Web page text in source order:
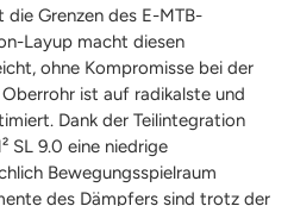
die Grenzen des E-MTB-
Layup macht diesen
ohne Kompromisse bei der
ist auf radikalste und
Dank der Teilintegration
SL 9.0 eine niedrige
Bewegungsspielraum
des Dämpfers sind trotz der